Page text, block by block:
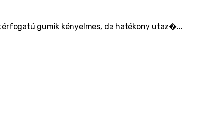
térfogatú gumik kényelmes, de hatékony utaz�...